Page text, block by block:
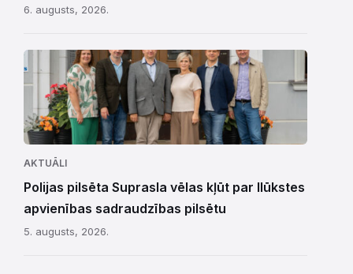
6. augusts, 2026.
AKTUĀLI
Polijas pilsēta Suprasla vēlas kļūt par Ilūkstes
apvienības sadraudzības pilsētu
5. augusts, 2026.